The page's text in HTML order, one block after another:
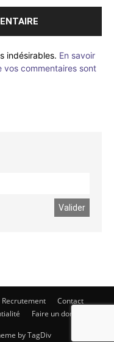
indésirables. En savoir
vos commentaires sont
Recrutement
Contact
Faire un don
by TagDiv